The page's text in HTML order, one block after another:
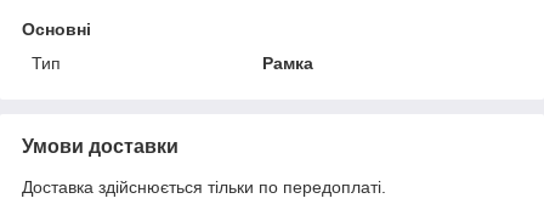
Основні
Тип
Рамка
Умови доставки
Доставка здійснюється тільки по передоплаті.